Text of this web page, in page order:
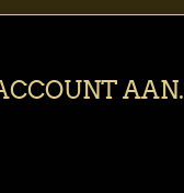
AAN.